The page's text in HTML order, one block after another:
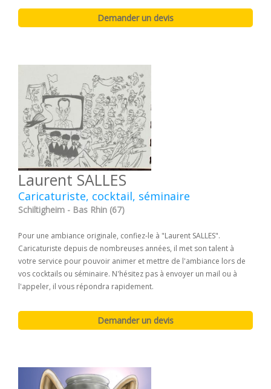
Laurent SALLES
Caricaturiste, cocktail, séminaire
Schiltigheim - Bas Rhin (67)
Pour une ambiance originale, confiez-le à "Laurent SALLES".
Caricaturiste depuis de nombreuses années, il met son talent à
votre service pour pouvoir animer et mettre de l'ambiance lors de
vos cocktails ou séminaire. N'hésitez pas à envoyer un mail ou à
l'appeler, il vous répondra rapidement.